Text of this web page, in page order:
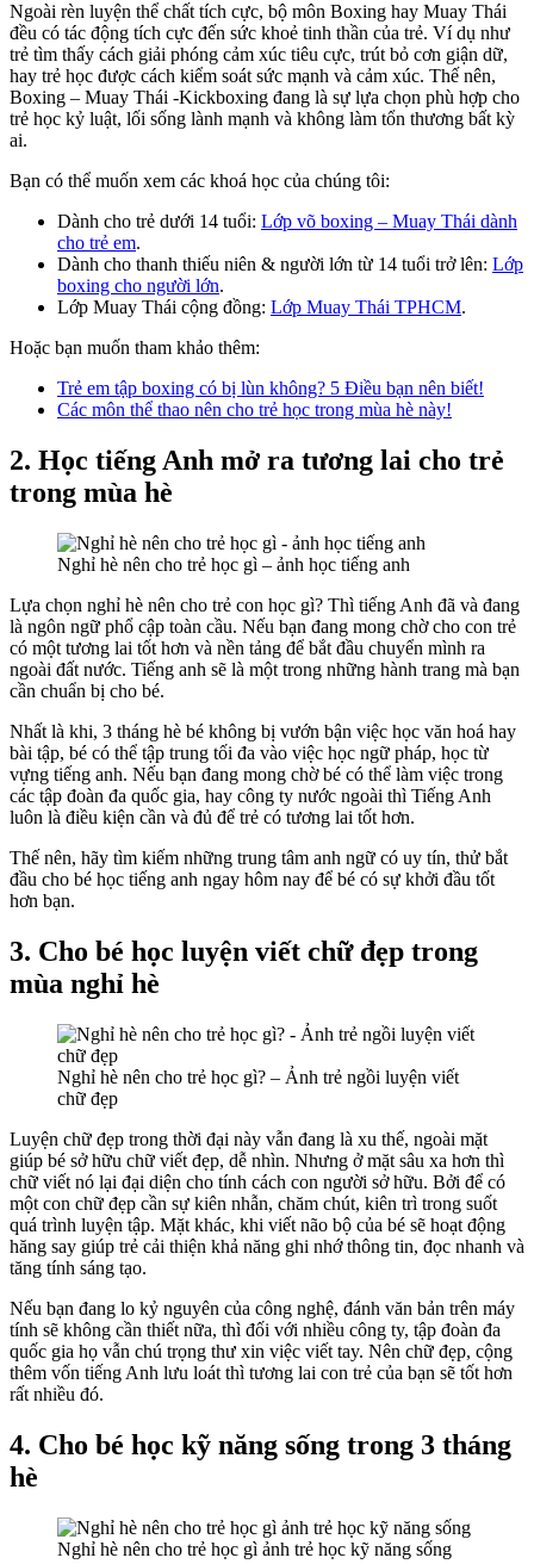
Ngoài rèn luyện thể chất tích cực, bộ môn Boxing hay Muay Thái
đều có tác động tích cực đến sức khoẻ tinh thần của trẻ. Ví dụ như
trẻ tìm thấy cách giải phóng cảm xúc tiêu cực, trút bỏ cơn giận dữ,
hay trẻ học được cách kiểm soát sức mạnh và cảm xúc. Thế nên,
Boxing – Muay Thái -Kickboxing đang là sự lựa chọn phù hợp cho
trẻ học kỷ luật, lối sống lành mạnh và không làm tổn thương bất kỳ
ai.
Bạn có thể muốn xem các khoá học của chúng tôi:
Dành cho trẻ dưới 14 tuổi: Lớp võ boxing – Muay Thái dành
cho trẻ em.
Dành cho thanh thiếu niên & người lớn từ 14 tuổi trở lên: Lớp
boxing cho người lớn.
Lớp Muay Thái cộng đồng: Lớp Muay Thái TPHCM.
Hoặc bạn muốn tham khảo thêm:
Trẻ em tập boxing có bị lùn không? 5 Điều bạn nên biết!
Các môn thể thao nên cho trẻ học trong mùa hè này!
2. Học tiếng Anh mở ra tương lai cho trẻ
trong mùa hè
Nghỉ hè nên cho trẻ học gì – ảnh học tiếng anh
Lựa chọn nghỉ hè nên cho trẻ con học gì? Thì tiếng Anh đã và đang
là ngôn ngữ phổ cập toàn cầu. Nếu bạn đang mong chờ cho con trẻ
có một tương lai tốt hơn và nền tảng để bắt đầu chuyển mình ra
ngoài đất nước. Tiếng anh sẽ là một trong những hành trang mà bạn
cần chuẩn bị cho bé.
Nhất là khi, 3 tháng hè bé không bị vướn bận việc học văn hoá hay
bài tập, bé có thể tập trung tối đa vào việc học ngữ pháp, học từ
vựng tiếng anh. Nếu bạn đang mong chờ bé có thể làm việc trong
các tập đoàn đa quốc gia, hay công ty nước ngoài thì Tiếng Anh
luôn là điều kiện cần và đủ để trẻ có tương lai tốt hơn.
Thế nên, hãy tìm kiếm những trung tâm anh ngữ có uy tín, thử bắt
đầu cho bé học tiếng anh ngay hôm nay để bé có sự khởi đầu tốt
hơn bạn.
3. Cho bé học luyện viết chữ đẹp trong
mùa nghỉ hè
Nghỉ hè nên cho trẻ học gì? – Ảnh trẻ ngồi luyện viết
chữ đẹp
Luyện chữ đẹp trong thời đại này vẫn đang là xu thế, ngoài mặt
giúp bé sở hữu chữ viết đẹp, dễ nhìn. Nhưng ở mặt sâu xa hơn thì
chữ viết nó lại đại diện cho tính cách con người sở hữu. Bởi để có
một con chữ đẹp cần sự kiên nhẫn, chăm chút, kiên trì trong suốt
quá trình luyện tập. Mặt khác, khi viết não bộ của bé sẽ hoạt động
hăng say giúp trẻ cải thiện khả năng ghi nhớ thông tin, đọc nhanh và
tăng tính sáng tạo.
Nếu bạn đang lo kỷ nguyên của công nghệ, đánh văn bản trên máy
tính sẽ không cần thiết nữa, thì đối với nhiều công ty, tập đoàn đa
quốc gia họ vẫn chú trọng thư xin việc viết tay. Nên chữ đẹp, cộng
thêm vốn tiếng Anh lưu loát thì tương lai con trẻ của bạn sẽ tốt hơn
rất nhiều đó.
4. Cho bé học kỹ năng sống trong 3 tháng
hè
Nghỉ hè nên cho trẻ học gì ảnh trẻ học kỹ năng sống